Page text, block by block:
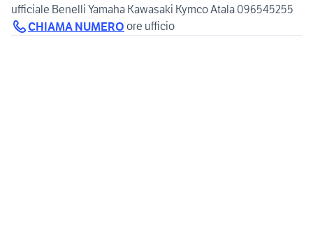
ufficiale Benelli Yamaha Kawasaki Kymco Atala 096545255
CHIAMA NUMERO